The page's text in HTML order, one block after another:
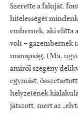
Szerette a faluját,
hitelességét
embernek, aki elitta
volt – gazembernek
manapság. (Ma,
amiről szegény
egymást,
helyzetének
játszott, mert az